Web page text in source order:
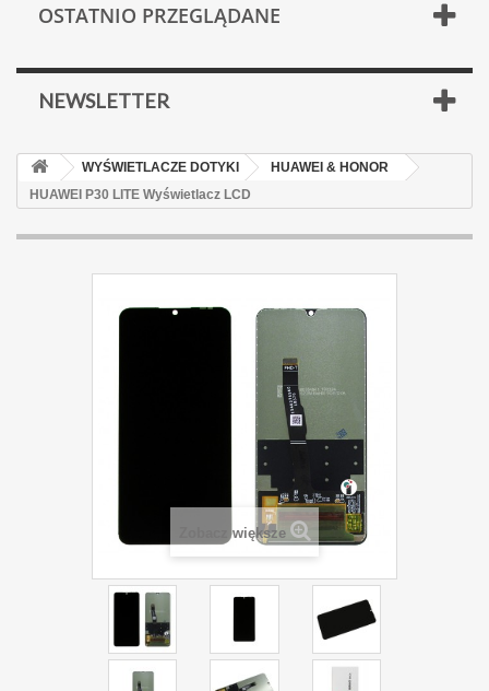
OSTATNIO PRZEGLĄDANE
NEWSLETTER
WYŚWIETLACZE DOTYKI
HUAWEI & HONOR
HUAWEI P30 LITE Wyświetlacz LCD
Zobacz większe